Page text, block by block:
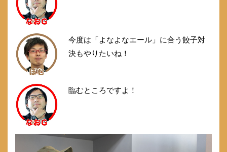
今度は「よなよなエール」に合う餃子対
決もやりたいね！
臨むところですよ！